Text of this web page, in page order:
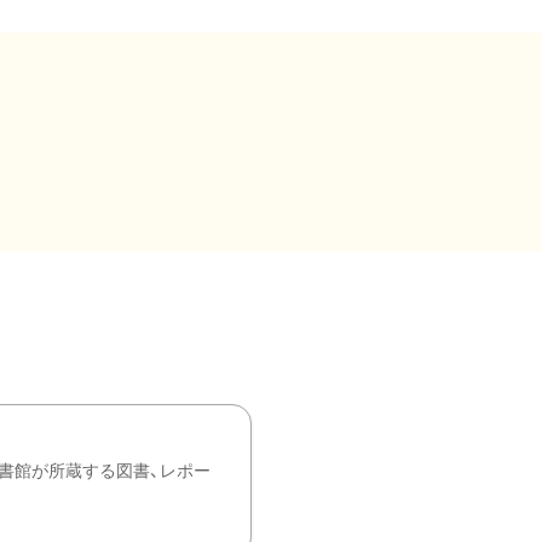
館が所蔵する図書、レポー